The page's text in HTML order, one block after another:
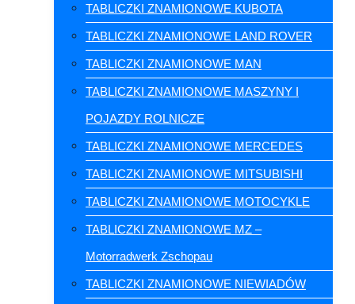
TABLICZKI ZNAMIONOWE KUBOTA
TABLICZKI ZNAMIONOWE LAND ROVER
TABLICZKI ZNAMIONOWE MAN
TABLICZKI ZNAMIONOWE MASZYNY I
POJAZDY ROLNICZE
TABLICZKI ZNAMIONOWE MERCEDES
TABLICZKI ZNAMIONOWE MITSUBISHI
TABLICZKI ZNAMIONOWE MOTOCYKLE
TABLICZKI ZNAMIONOWE MZ –
Motorradwerk Zschopau
TABLICZKI ZNAMIONOWE NIEWIADÓW